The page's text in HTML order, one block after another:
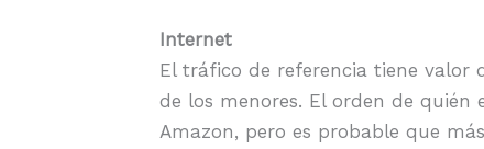
Internet
El tráfico de referencia tiene valor
de los menores. El orden de quién
Amazon, pero es probable que